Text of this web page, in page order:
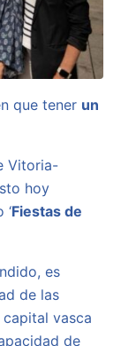
que tener un
Vitoria-
hoy
‘Fiestas de
es
de las
capital vasca
de